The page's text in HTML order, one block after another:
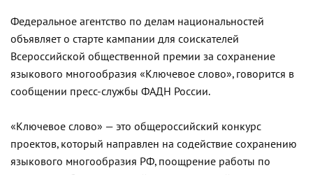
Федеральное агентство по делам национальностей
объявляет о старте кампании для соискателей
Всероссийской общественной премии за сохранение
языкового многообразия «Ключевое слово», говорится в
сообщении пресс-службы ФАДН России.
«Ключевое слово» — это общероссийский конкурс
проектов, который направлен на содействие сохранению
языкового многообразия РФ, поощрение работы по